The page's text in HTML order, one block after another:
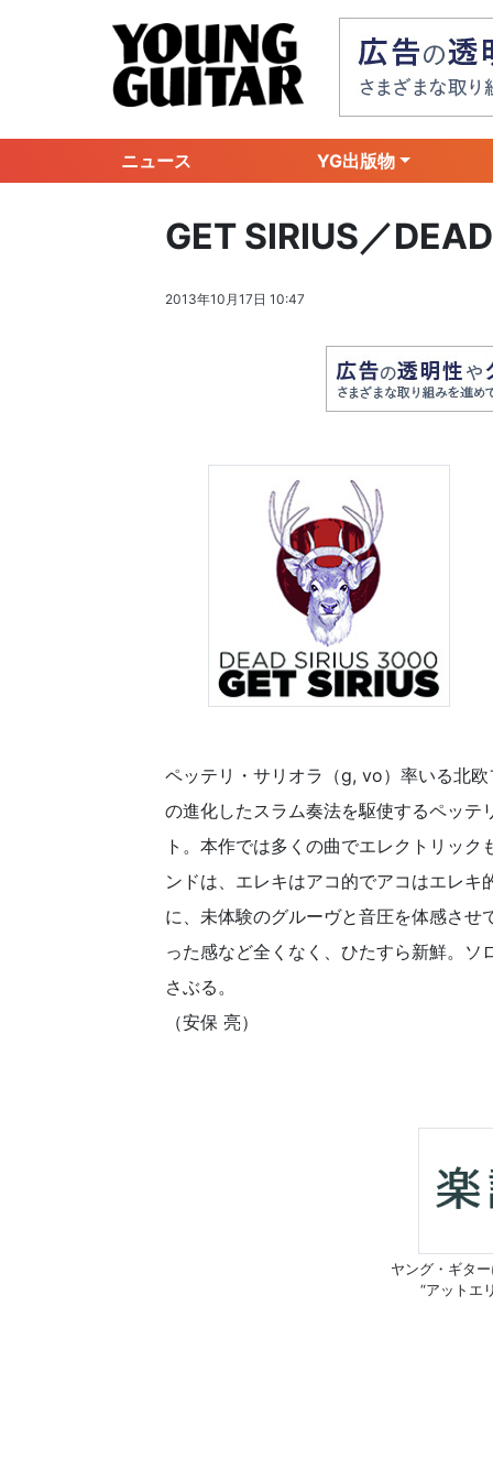
ニュース YG出版物
GET SIRIUS／
2013年10月17日 10:47
ペッテリ・サリオラ（g, vo）率いる北
の進化したスラム奏法を駆使するペッ
ト。本作では多くの曲でエレクトリッ
ンドは、エレキはアコ的でアコはエレ
に、未体験のグルーヴと音圧を体感さ
った感など全くなく、ひたすら新鮮。
さぶる。
（安保 亮）
ヤング・ギタ
“アットエ